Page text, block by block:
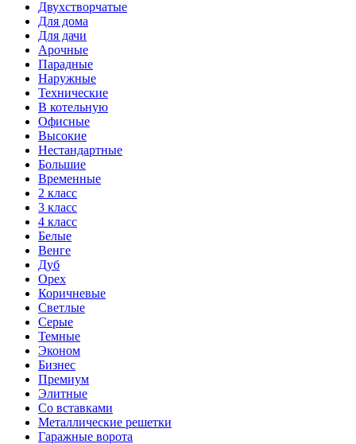
Двухстворчатые
Для дома
Для дачи
Арочные
Парадные
Наружные
Технические
В котельную
Офисные
Высокие
Нестандартные
Большие
Временные
2 класс
3 класс
4 класс
Белые
Венге
Дуб
Орех
Коричневые
Светлые
Серые
Темные
Эконом
Бизнес
Премиум
Элитные
Со вставками
Металлические решетки
Гаражные ворота